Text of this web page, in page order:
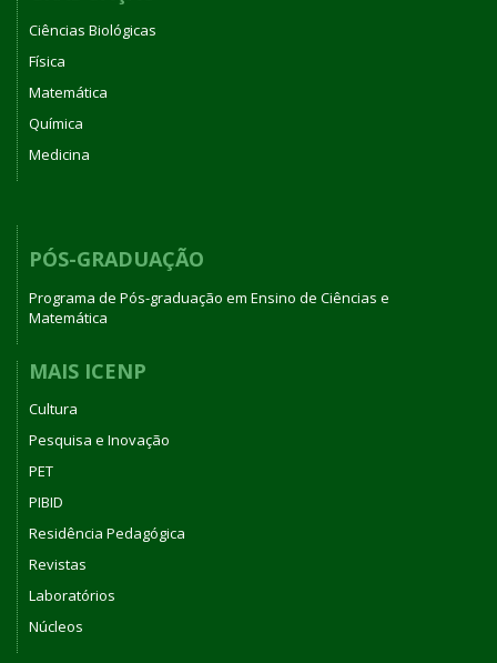
Ciências Biológicas
Física
Matemática
Química
Medicina
PÓS-GRADUAÇÃO
Programa de Pós-graduação em Ensino de Ciências e
Matemática
MAIS ICENP
Cultura
Pesquisa e Inovação
PET
PIBID
Residência Pedagógica
Revistas
Laboratórios
Núcleos